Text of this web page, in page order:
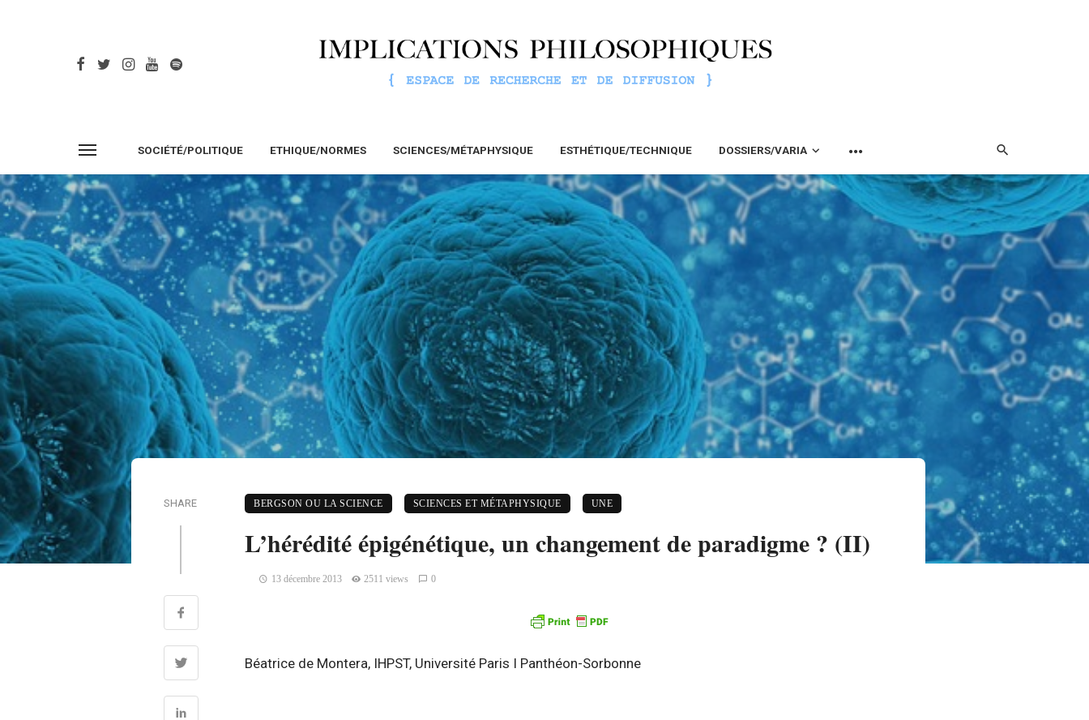
SOCIÉTÉ/POLITIQUE ETHIQUE/NORMES SCIENCES/MÉTAPHYSIQUE ESTHÉTIQUE/TECHNIQUE DOSSIERS/VARIA
SHARE BERGSON OU LA SCIENCE SCIENCES ET MÉTAPHYSIQUE UNE
L’hérédité épigénétique, un changement de paradigme ? (II)
13 décembre 2013 2511 views 0
Béatrice de Montera, IHPST, Université Paris I Panthéon-Sorbonne